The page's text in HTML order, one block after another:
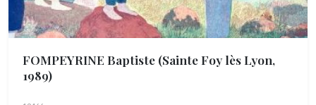
FOMPEYRINE Baptiste (Sainte Foy lès Lyon,
1989)